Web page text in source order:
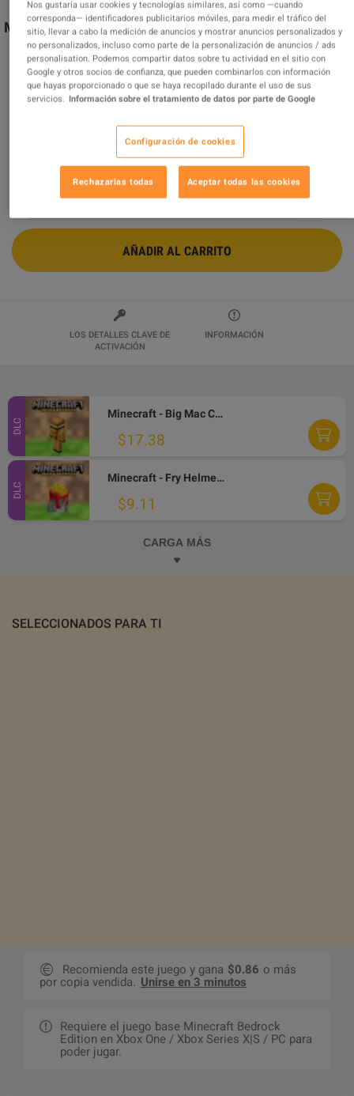
Minecraft - Big Mac Crystal Skin DLC XBOX One / Xbox
Series X|S / PC CD Key
Vendido por MY7_Codes
93.67% de 2450 evaluaciones son excelentes!
$17.38
2 MÁS OFERTAS DISPONIBLES A PARTIR DE $17.38
AÑADIR AL CARRITO
LOS DETALLES CLAVE DE
ACTIVACIÓN
INFORMACIÓN
DLC
Minecraft - Big Mac Crystal Skin DLC XBOX One / Xbox Series X|S / PC CD Key
$17.38
DLC
Minecraft - Fry Helmet Skin DLC XBOX One / Xbox Series X|S / PC CD Key
$9.11
CARGA MÁS
SELECCIONADOS PARA TI
Recomienda este juego y gana $0.86 o más
por copia vendida. Unirse en 3 minutos
Requiere el juego base Minecraft Bedrock
Edition en Xbox One / Xbox Series X|S / PC para
poder jugar.
Nos gustaría usar cookies y tecnologías similares, así como —cuando
corresponda— identificadores publicitarios móviles, para medir el tráfico del
sitio, llevar a cabo la medición de anuncios y mostrar anuncios personalizados y
no personalizados, incluso como parte de la personalización de anuncios / ads
personalisation. Podemos compartir datos sobre tu actividad en el sitio con
Google y otros socios de confianza, que pueden combinarlos con información
que hayas proporcionado o que se haya recopilado durante el uso de sus
servicios. Información sobre el tratamiento de datos por parte de Google
Configuración de cookies
Rechazarlas todas Aceptar todas las cookies